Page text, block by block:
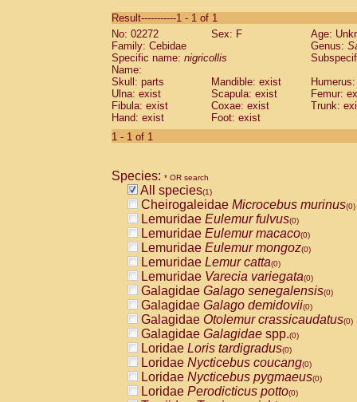
CebidaeSaguinus labiatus(0)
Cebidae Saguinus leucopus (0)
Cebidae
CebidaeSaguinus mystax
Cebidae Saguinus nigricollis (1)
Cebidae Saguinus oedipus
Cebidae Saguinus weddelli
Cebidae Saguinusspp.
Cebidae
CebidaeCebus capucinus
CebidaeCebus nigrivittatus
CebidaeCebus spp.(0)
CebidaeSaimiri boliviensis(0)
CebidaeSaimiri sciureus(0)
AtelidaeAlouatta caraya(0)
AtelidaeAlouatta fusca(0)
AtelidaeAlouatta seniculus(0)
AtelidaeAlouattaspp.(0)
AtelidaeAteles belzebuth(0)
AtelidaeAteles geoffroyi(0)
AtelidaeAteles paniscus(0)
AtelidaeAtelesspp.(0)
AtelidaeLagothrix lagothricha(0)
AtelidaeLagothrix lagothricha cana
PitheciidaeCacajao calvus
Result-----------1 - 1 of 1
No: 02272
Sex: F
Age:
Family: Cebidae
Genus:
Specific name: nigricollis
Name:
Skull: parts
Mandible: exist
Ulna: exist
Scapula: exist
Femur:
Fibula: exist
Coxae: exist
Trunk:
Hand: exist
Foot: exist
1 - 1 of 1
Species: * OR search
All species(1)
Cheirogaleidae Microcebus murinus(0)
Lemuridae Eulemur fulvus(0)
Lemuridae Eulemur macaco(0)
Lemuridae Eulemur mongoz(0)
Lemuridae Lemur catta(0)
Lemuridae Varecia variegata(0)
Galagidae Galago senegalensis(0)
Galagidae Galago demidovii(0)
Galagidae Otolemur crassicaudatus(0)
Galagidae Galagidae spp.(0)
Loridae Loris tardigradus(0)
Loridae Nycticebus coucang(0)
Loridae Nycticebus pygmaeus(0)
Loridae Perodicticus potto(0)